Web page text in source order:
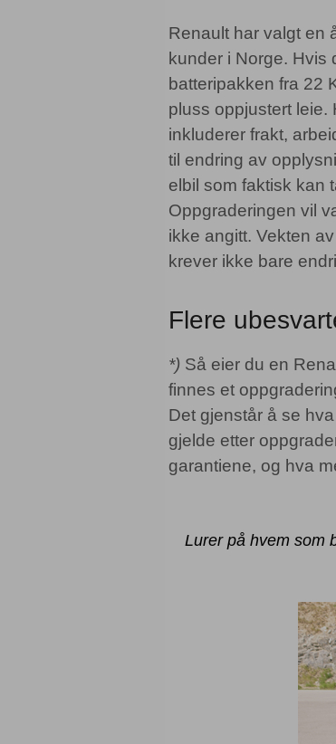
Renault har valgt en
kunder i Norge. Hvis
batteripakken fra 22
pluss oppjustert leie.
inkluderer frakt,
til endring av
elbil som faktisk kan
Oppgraderingen vil
ikke angitt. Vekten
krever ikke bare
Flere
*) Så eier du en
finnes et
Det gjenstår å se
gjelde etter
garantiene, og hva
Lurer på hvem som